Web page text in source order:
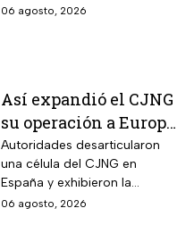
a los mínimos históricos
06 agosto, 2026
Así expandió el CJNG
su operación a Europa;
desmantelan célula
en España
Autoridades desarticularon
una célula del CJNG en
España y exhibieron la
expansión del cártel con
06 agosto, 2026